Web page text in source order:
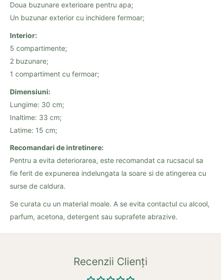
Doua buzunare exterioare pentru apa;
Un buzunar exterior cu inchidere fermoar;
Interior:
5 compartimente;
2 buzunare;
1 compartiment cu fermoar;
Dimensiuni:
Lungime: 30 cm;
Inaltime: 33 cm;
Latime: 15 cm;
Recomandari de intretinere:
Pentru a evita deteriorarea, este recomandat ca rucsacul sa
fie ferit de expunerea indelungata la soare si de atingerea cu
surse de caldura.
Se curata cu un material moale. A se evita contactul cu alcool,
parfum, acetona, detergent sau suprafete abrazive.
Recenzii Clienți